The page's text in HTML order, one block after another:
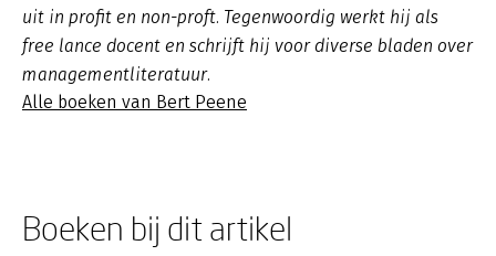
uit in profit en non-proft. Tegenwoordig werkt hij als
free lance docent en schrijft hij voor diverse bladen over
managementliteratuur.
Alle boeken van Bert Peene
Boeken bij dit artikel